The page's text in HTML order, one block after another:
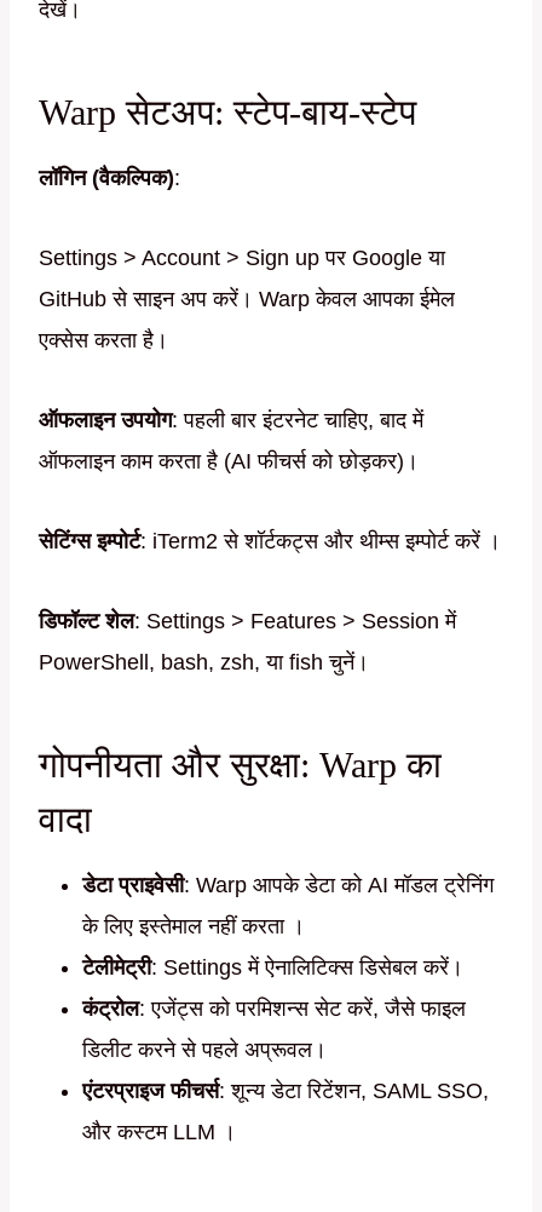
देखें।
Warp सेटअप: स्टेप-बाय-स्टेप
लॉगिन (वैकल्पिक):
Settings > Account > Sign up पर Google या
GitHub से साइन अप करें। Warp केवल आपका ईमेल
एक्सेस करता है।
ऑफलाइन उपयोग: पहली बार इंटरनेट चाहिए, बाद में
ऑफलाइन काम करता है (AI फीचर्स को छोड़कर)।
सेटिंग्स इम्पोर्ट: iTerm2 से शॉर्टकट्स और थीम्स इम्पोर्ट करें ।
डिफॉल्ट शेल: Settings > Features > Session में
PowerShell, bash, zsh, या fish चुनें।
गोपनीयता और सुरक्षा: Warp का
वादा
डेटा प्राइवेसी: Warp आपके डेटा को AI मॉडल ट्रेनिंग
के लिए इस्तेमाल नहीं करता ।
टेलीमेट्री: Settings में ऐनालिटिक्स डिसेबल करें।
कंट्रोल: एजेंट्स को परमिशन्स सेट करें, जैसे फाइल
डिलीट करने से पहले अप्रूवल।
एंटरप्राइज फीचर्स: शून्य डेटा रिटेंशन, SAML SSO,
और कस्टम LLM ।